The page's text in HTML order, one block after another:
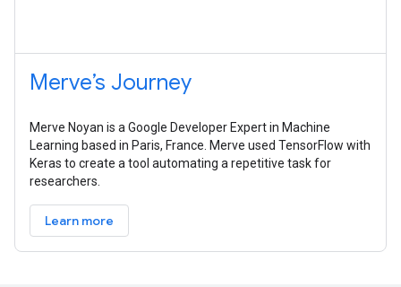
Merve’s Journey
Merve Noyan is a Google Developer Expert in Machine
Learning based in Paris, France. Merve used TensorFlow with
Keras to create a tool automating a repetitive task for
researchers.
Learn more